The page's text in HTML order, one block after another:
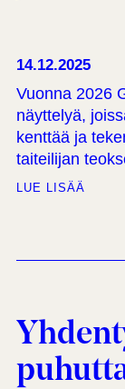
14.12.2025
Vuonna 2026
näyttelyä,
kenttää ja
taiteilijan
LUE LISÄÄ